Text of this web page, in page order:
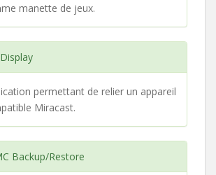
manette de jeux.
permettant de relier un appareil
Miracast.
Backup/Restore